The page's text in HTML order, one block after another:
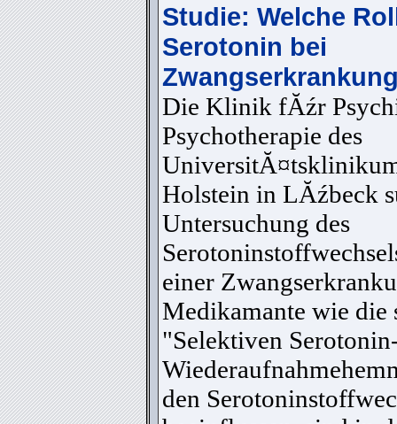
Studie: Welche
Serotonin bei
Die Klinik fĂźr
Psychotherapie des
Holstein in LĂźbeck
Untersuchung des
einer
Medikamante wie die
"Selektiven
den